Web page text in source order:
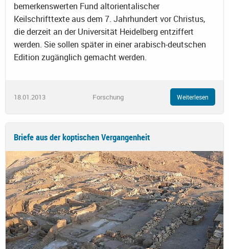
bemerkenswerten Fund altorientalischer
Keilschrifttexte aus dem 7. Jahrhundert vor Christus,
die derzeit an der Universität Heidelberg entziffert
werden. Sie sollen später in einer arabisch-deutschen
Edition zugänglich gemacht werden.
18.01.2013 Forschung Weiterlesen
Briefe aus der koptischen Vergangenheit